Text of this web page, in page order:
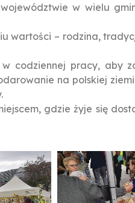
w wielu
wartości – rodzina,
codziennej pracy, aby
na polskiej ziemi
gdzie żyje się